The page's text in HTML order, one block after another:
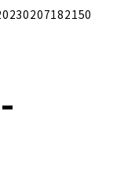
プ
プ